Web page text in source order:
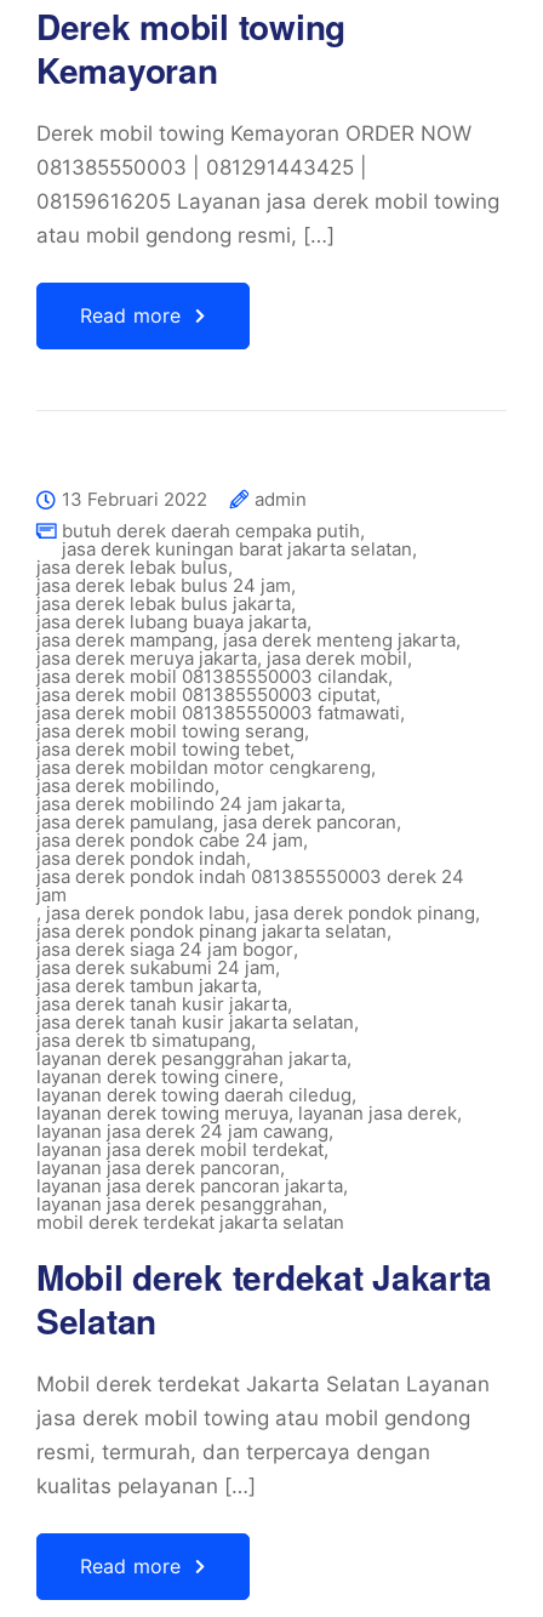
Derek mobil towing
Kemayoran
Derek mobil towing Kemayoran ORDER NOW
081385550003 | 081291443425 |
08159616205 Layanan jasa derek mobil towing
atau mobil gendong resmi, […]
Read more
13 Februari 2022
admin
butuh derek daerah cempaka putih,
jasa derek kuningan barat jakarta selatan,
jasa derek lebak bulus,
jasa derek lebak bulus 24 jam,
jasa derek lebak bulus jakarta,
jasa derek lubang buaya jakarta,
jasa derek mampang, jasa derek menteng jakarta,
jasa derek meruya jakarta, jasa derek mobil,
jasa derek mobil 081385550003 cilandak,
jasa derek mobil 081385550003 ciputat,
jasa derek mobil 081385550003 fatmawati,
jasa derek mobil towing serang,
jasa derek mobil towing tebet,
jasa derek mobildan motor cengkareng,
jasa derek mobilindo,
jasa derek mobilindo 24 jam jakarta,
jasa derek pamulang, jasa derek pancoran,
jasa derek pondok cabe 24 jam,
jasa derek pondok indah,
jasa derek pondok indah 081385550003 derek 24
jam
, jasa derek pondok labu, jasa derek pondok pinang,
jasa derek pondok pinang jakarta selatan,
jasa derek siaga 24 jam bogor,
jasa derek sukabumi 24 jam,
jasa derek tambun jakarta,
jasa derek tanah kusir jakarta,
jasa derek tanah kusir jakarta selatan,
jasa derek tb simatupang,
layanan derek pesanggrahan jakarta,
layanan derek towing cinere,
layanan derek towing daerah ciledug,
layanan derek towing meruya, layanan jasa derek,
layanan jasa derek 24 jam cawang,
layanan jasa derek mobil terdekat,
layanan jasa derek pancoran,
layanan jasa derek pancoran jakarta,
layanan jasa derek pesanggrahan,
mobil derek terdekat jakarta selatan
Mobil derek terdekat Jakarta
Selatan
Mobil derek terdekat Jakarta Selatan Layanan
jasa derek mobil towing atau mobil gendong
resmi, termurah, dan terpercaya dengan
kualitas pelayanan […]
Read more